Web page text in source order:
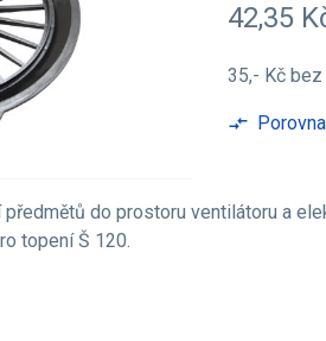
42,35
35,- Kč bez
compare_arrows
do prostoru ventilátoru a
topení Š 120.